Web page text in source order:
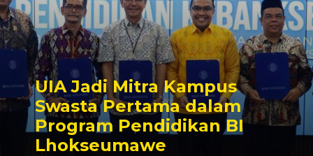
UIA Jadi Mitra Kampus
Swasta Pertama dalam
Program Pendidikan BI
Lhokseumawe